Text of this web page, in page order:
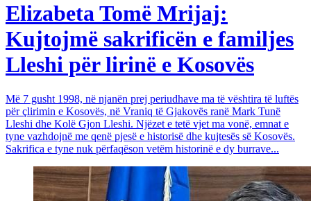
Elizabeta Tomë Mrijaj:
Kujtojmë sakrificën e familjes
Lleshi për lirinë e Kosovës
Më 7 gusht 1998, në njanën prej periudhave ma të vështira të luftës
për çlirimin e Kosovës, në Vraniq të Gjakovës ranë Mark Tunë
Lleshi dhe Kolë Gjon Lleshi. Njëzet e tetë vjet ma vonë, emnat e
tyne vazhdojnë me qenë pjesë e historisë dhe kujtesës së Kosovës.
Sakrifica e tyne nuk përfaqëson vetëm historinë e dy burrave...